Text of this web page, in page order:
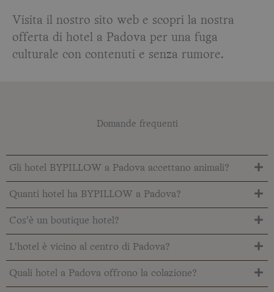
Visita il nostro sito web e scopri la nostra
offerta di hotel a Padova per una fuga
culturale con contenuti e senza rumore.
Domande frequenti
Gli hotel BYPILLOW a Padova accettano animali?
Quanti hotel ha BYPILLOW a Padova?
Cos'è un boutique hotel?
L'hotel è vicino al centro di Padova?
Quali hotel a Padova offrono la colazione?